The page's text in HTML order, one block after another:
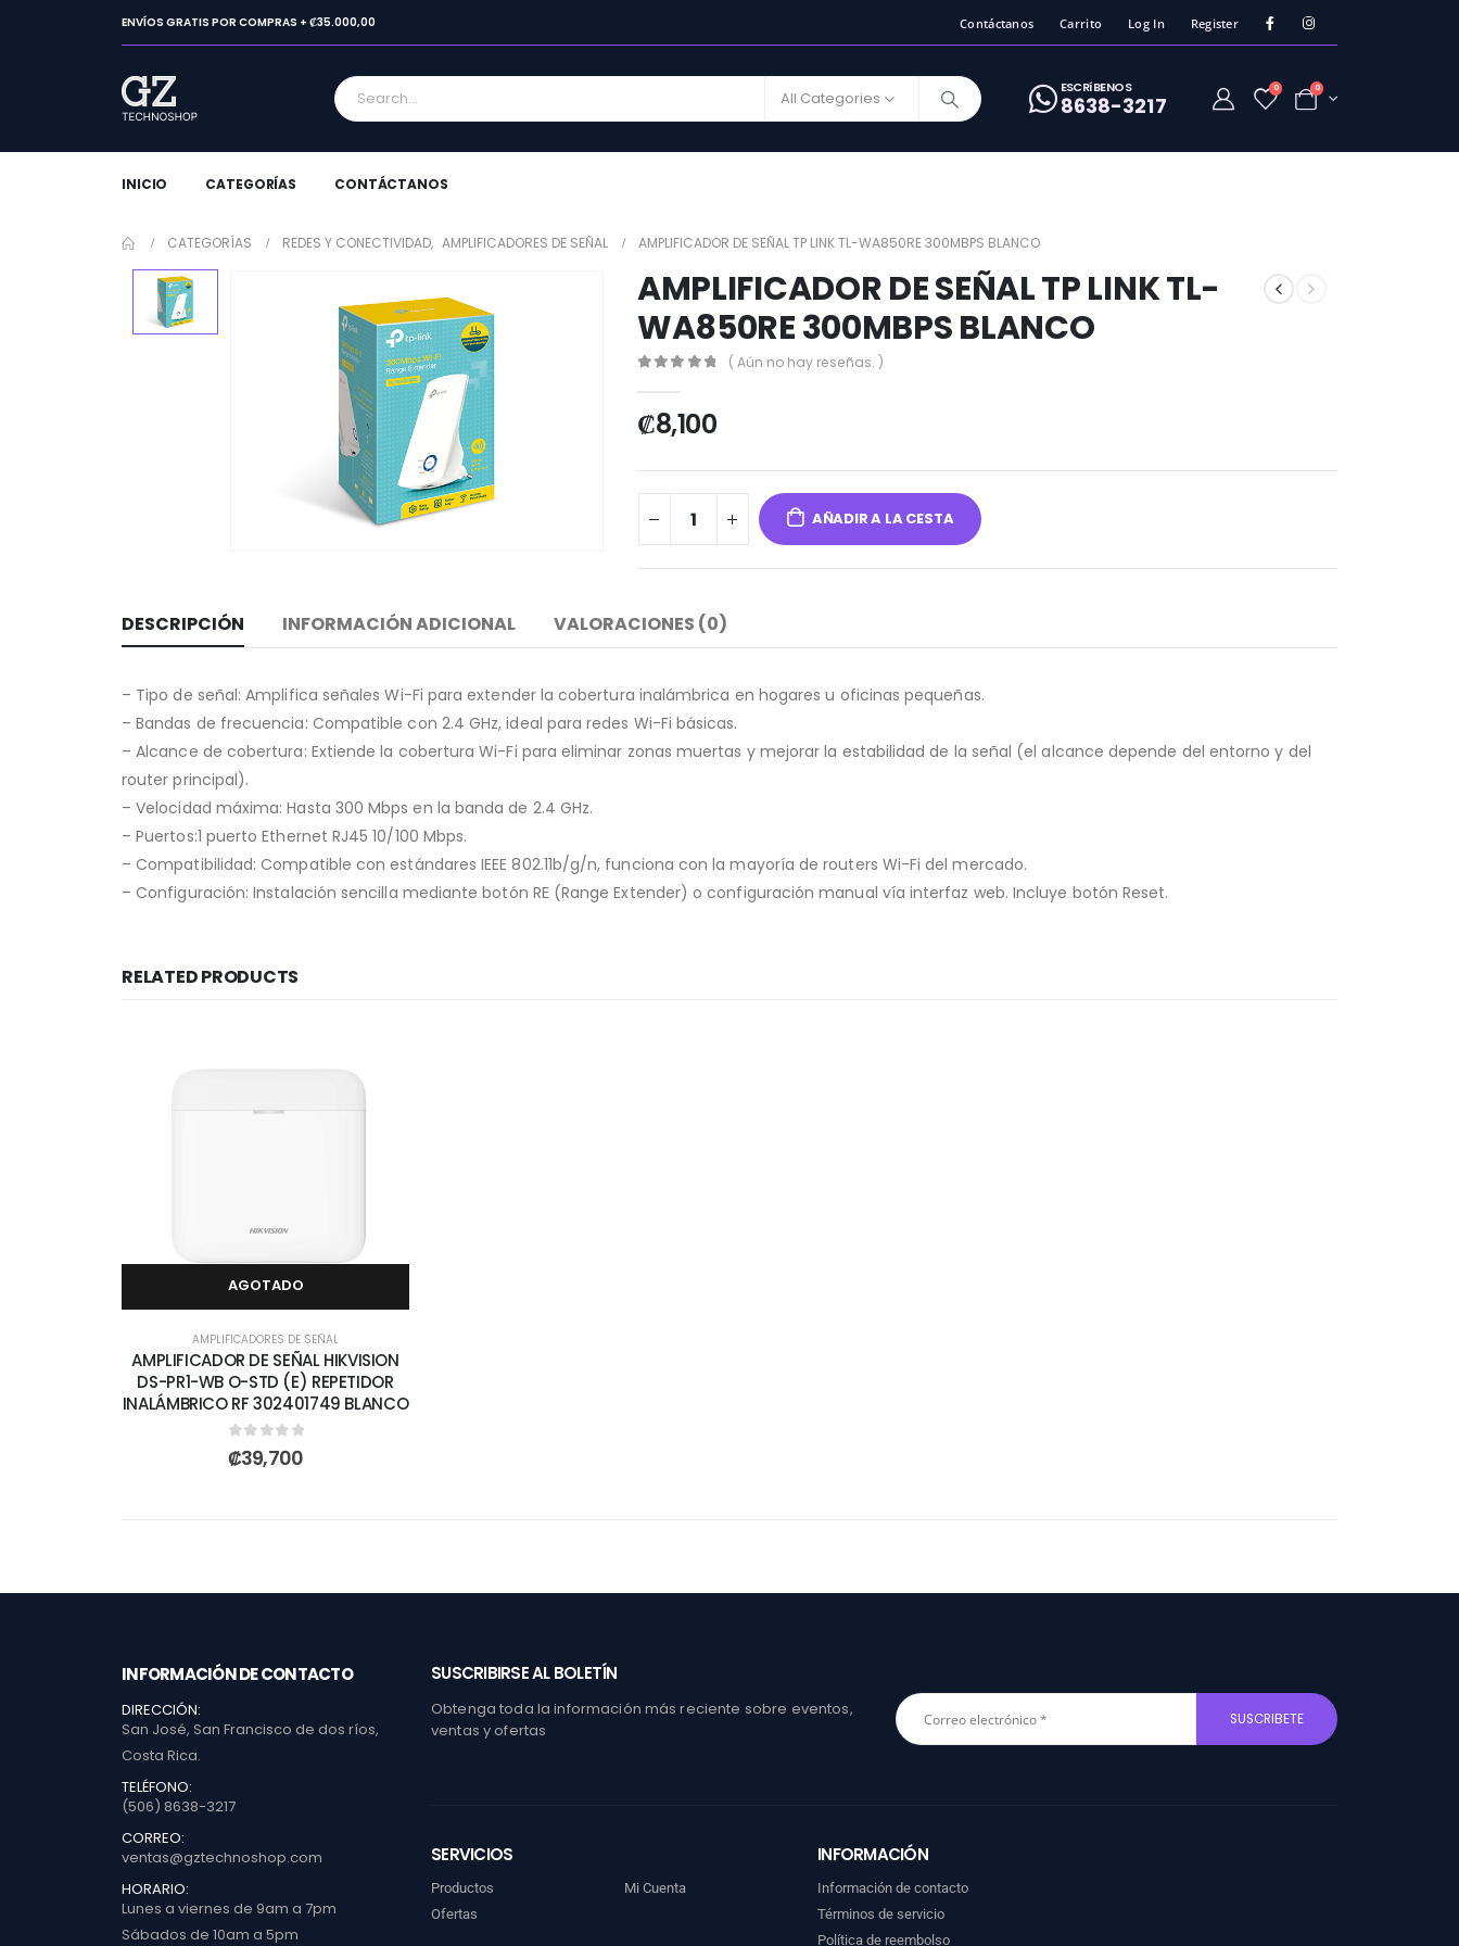
ENVÍOS GRATIS POR COMPRAS + ₡35.000,00 Contáctanos Carrito Log In Register
All Categories
ESCRíBENOS
8638-3217
0 0
INICIO CATEGORÍAS CONTÁCTANOS
CATEGORÍAS REDES Y CONECTIVIDAD, AMPLIFICADORES DE SEÑAL AMPLIFICADOR DE SEÑAL TP LINK TL-WA850RE 300MBPS BLANCO
AMPLIFICADOR DE SEÑAL TP LINK TL-
WA850RE 300MBPS BLANCO
( Aún no hay reseñas. )
₡8,100
AÑADIR A LA CESTA
DESCRIPCIÓN INFORMACIÓN ADICIONAL VALORACIONES (0)
– Tipo de señal: Amplifica señales Wi-Fi para extender la cobertura inalámbrica en hogares u oficinas pequeñas.
– Bandas de frecuencia: Compatible con 2.4 GHz, ideal para redes Wi-Fi básicas.
– Alcance de cobertura: Extiende la cobertura Wi-Fi para eliminar zonas muertas y mejorar la estabilidad de la señal (el alcance depende del entorno y del
router principal).
– Velocidad máxima: Hasta 300 Mbps en la banda de 2.4 GHz.
– Puertos:1 puerto Ethernet RJ45 10/100 Mbps.
– Compatibilidad: Compatible con estándares IEEE 802.11b/g/n, funciona con la mayoría de routers Wi-Fi del mercado.
– Configuración: Instalación sencilla mediante botón RE (Range Extender) o configuración manual vía interfaz web. Incluye botón Reset.
RELATED PRODUCTS
AGOTADO
AMPLIFICADORES DE SEÑAL
AMPLIFICADOR DE SEÑAL HIKVISION
DS-PR1-WB O-STD (E) REPETIDOR
INALÁMBRICO RF 302401749 BLANCO
0out of 5
₡39,700
INFORMACIÓN DE CONTACTO
DIRECCIÓN:
San José, San Francisco de dos ríos,
Costa Rica.
TELÉFONO:
(506) 8638-3217
CORREO:
ventas@gztechnoshop.com
HORARIO:
Lunes a viernes de 9am a 7pm
Sábados de 10am a 5pm
SUSCRIBIRSE AL BOLETÍN
Obtenga toda la información más reciente sobre eventos,
ventas y ofertas
SERVICIOS
Productos
Ofertas
Mi Cuenta
INFORMACIÓN
Información de contacto
Términos de servicio
Política de reembolso